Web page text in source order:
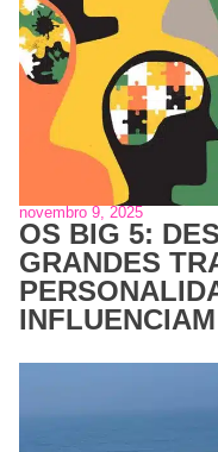
novembro 9, 2025
OS BIG 5:
GRANDES